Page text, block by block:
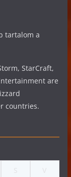
tartalom a
StarCraft,
are
countries.